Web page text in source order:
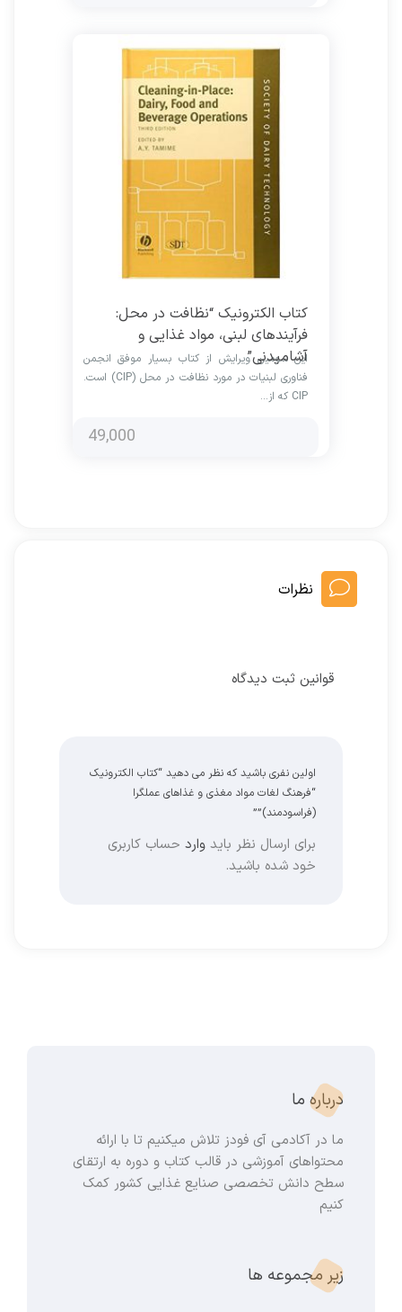
کتاب الکترونیک “نظافت در محل:
فرآیندهای لبنی، مواد غذایی و
آشامیدنی”
این سومین ویرایش از کتاب بسیار موفق انجمن
فناوری لبنیات در مورد نظافت در محل (CIP) است.
CIP که از…
49,000
نظرات
قوانین ثبت دیدگاه
اولین نفری باشید که نظر می دهید “کتاب الکترونیک
“فرهنگ لغات مواد مغذی و غذاهای عملگرا
(فراسودمند)””
برای ارسال نظر باید واردحساب کاربری
خود شده باشید.
درباره ما
ما در آکادمی آی فودز تلاش میکنیم تا با ارائه
محتواهای آموزشی در قالب کتاب و دوره به ارتقای
سطح دانش تخصصی صنایع غذایی کشور کمک
کنیم
زیر مجموعه ها